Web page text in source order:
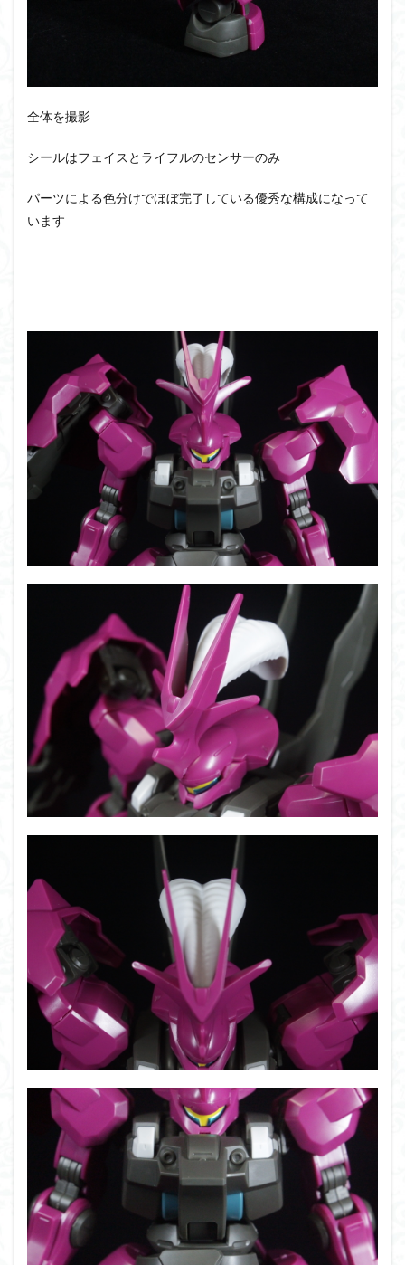
全体を撮影
シールはフェイスとライフルのセンサーのみ
パーツによる色分けでほぼ完了している優秀な構成になって
います